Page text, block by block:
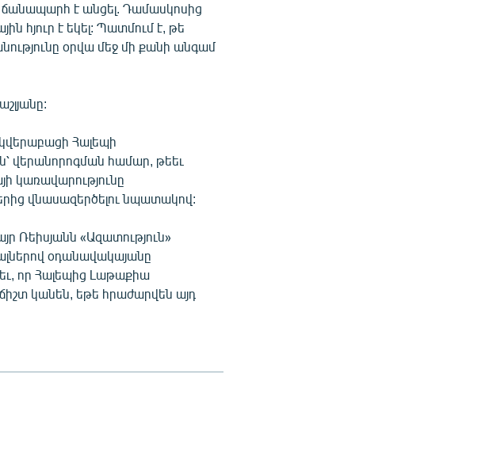
է անցել. Դամասկոսից
հյուր է եկել: Պատմում է, թե
օրվա մեջ մի քանի անգամ
Հալեպի
վերանորոգման համար, թեեւ
կառավարությունը
վնասազերծելու նպատակով:
Ռեիսյանն «Ազատություն»
օդանավակայանը
որ Հալեպից Լաթաքիա
կանեն, եթե հրաժարվեն այդ